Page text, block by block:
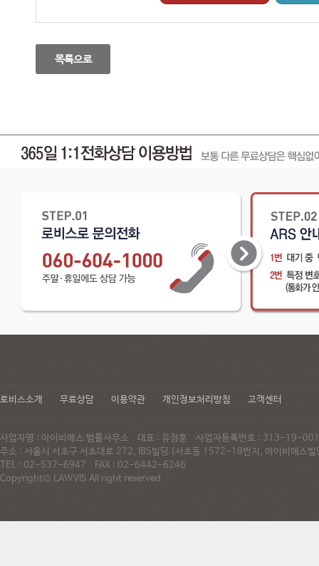
로비스소개 무료상담 이용약관 개인정보처리방침 고객센터
사업자명 : 아이비에스 법률사무소 대표 : 유정훈 사업자등록번호 : 313-19-
주소 : 서울시 서초구 서초대로 272, IBS빌딩 (서초동 1572-18번지, 아이비에스
TEL : 02-537-6947 FAX : 02-6442-6246
Copyright© LAWVIS All right reserved